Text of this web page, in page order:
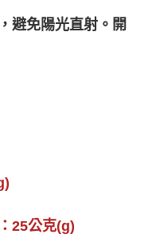
避免陽光直射。開
25公克(g)